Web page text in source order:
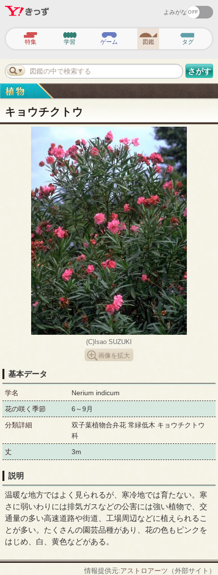
よみがな
ビ
ゲ
ー
シ
ョ
ン
特集 学習 ゲーム 図鑑 タグ
図鑑の中で検索する さがす
キョウチクトウ
(C)Isao SUZUKI
画像を拡大
基本データ
学名 Nerium indicum
花の咲く季節 6～9月
分類詳細
双子葉植物合弁花 常緑低木 キョウチクトウ
科
丈 3m
説明
温暖な地方ではよく見られるが、寒冷地では育たない。寒
さに弱いわりには排気ガスなどの公害には強い植物で、交
通量の多い高速道路や街道、工場周辺などに植えられるこ
とが多い。たくさんの園芸品種があり、花の色もピンクを
はじめ、白、黄色などがある。
情報提供元:アストロアーツ （外部サイト）